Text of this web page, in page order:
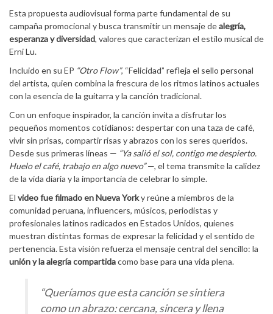
Esta propuesta audiovisual forma parte fundamental de su
campaña promocional y busca transmitir un mensaje dealegría,
esperanza y diversidad, valores que caracterizan el estilo musical de
Erni Lu.
Incluido en su EP “Otro Flow”, “Felicidad” refleja el sello personal
del artista, quien combina la frescura de los ritmos latinos actuales
con la esencia de la guitarra y la canción tradicional.
Con un enfoque inspirador, la canción invita a disfrutar los
pequeños momentos cotidianos: despertar con una taza de café,
vivir sin prisas, compartir risas y abrazos con los seres queridos.
Desde sus primeras líneas — “Ya salió el sol, contigo me despierto.
Huelo el café, trabajo en algo nuevo”—, el tema transmite la calidez
de la vida diaria y la importancia de celebrar lo simple.
El video fue filmado en Nueva Yorky reúne a miembros de la
comunidad peruana, influencers, músicos, periodistas y
profesionales latinos radicados en Estados Unidos, quienes
muestran distintas formas de expresar la felicidad y el sentido de
pertenencia. Esta visión refuerza el mensaje central del sencillo: la
unión y la alegría compartidacomo base para una vida plena.
“Queríamos que esta canción se sintiera
como un abrazo: cercana, sincera y llena